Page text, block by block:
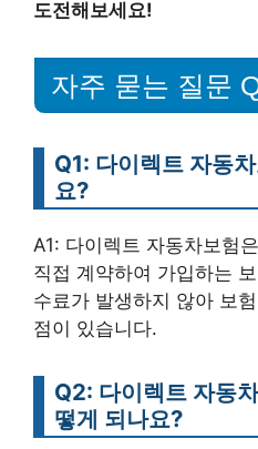
도전해보세요!
자주 묻는 질문
Q1: 다이렉트 자동
요?
A1: 다이렉트 자동차보험
직접 계약하여 가입하는
수료가 발생하지 않아 보
점이 있습니다.
Q2: 다이렉트 자동
떻게 되나요?